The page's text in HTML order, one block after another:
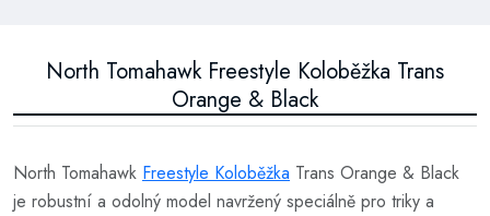
North Tomahawk Freestyle Koloběžka Trans
Orange & Black
North Tomahawk Freestyle Koloběžka Trans Orange & Black
je robustní a odolný model navržený speciálně pro triky a